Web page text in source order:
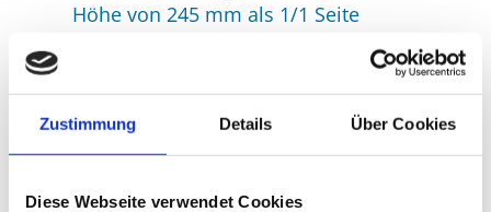
Zustimmung Details Über Cookies
Diese Webseite verwendet Cookies
Höhe von 245 mm als 1/1 Seite
Ein Beleg über die veröffentlichte Anzeige
wird nicht übersandt. Kunden, die ihren
Sitz nicht am Vertriebsort des Druckwerks
haben, können im Rahmen des
Vertragsabschlusses um Übersendung